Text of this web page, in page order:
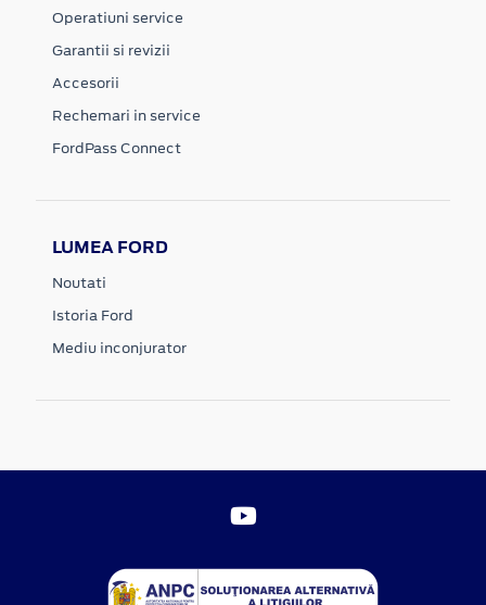
Operatiuni service
Garantii si revizii
Accesorii
Rechemari in service
FordPass Connect
LUMEA FORD
Noutati
Istoria Ford
Mediu inconjurator